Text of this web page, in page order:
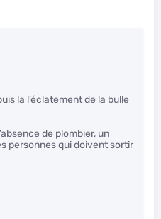
la l’éclatement de la bulle
de plombier, un
personnes qui doivent sortir